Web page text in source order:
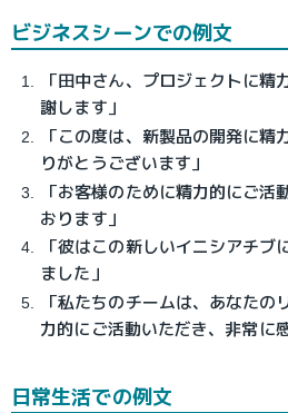
ビジネスシーンでの例文
「田中さん、プロジェクトに
謝します」
「この度は、新製品の開発に
りがとうございます」
「お客様のために精力的にご
おります」
「彼はこの新しいイニシアチブ
ました」
「私たちのチームは、あなた
力的にご活動いただき、非常に
日常生活での例文